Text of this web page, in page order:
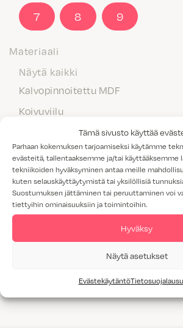
Tämä sivusto käyttää
Parhaan kokemuksen tarjoamiseksi käytämme
evästeitä, tallentaaksemme ja/tai käyttääksemme
tekniikoiden hyväksyminen antaa meille
kuten selauskäyttäytymistä tai yksilöllisiä
Suostumuksen jättäminen tai peruuttaminen voi
tiettyihin ominaisuuksiin ja toimintoihin.
Hyväksy
Näytä asetukset
Evästekäytäntö
7 8 9
Materiaali
Näytä kaikki
Kalvopinnoitettu MDF
Koivuviilu
Maalattu MDF
Massiivipuu
Melamiini
Tammiviilu
Valitettavasti annetuilla hakukriteereillä